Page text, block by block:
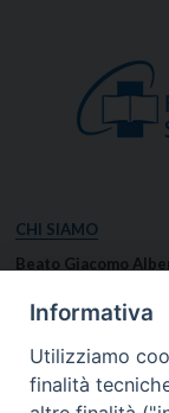
CHI SIAMO
Beato Giacomo
Missione Paolina
Luoghi delle Origini
Informativa
Utilizziamo
finalità